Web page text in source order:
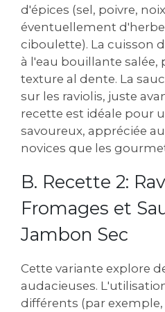
d'épices (sel‚ poivre‚
éventuellement
ciboulette). La cuisson
à l'eau bouillante
texture al dente. La
sur les raviolis‚ juste
recette est idéale pour
savoureux‚ appréciée
novices que les
B. Recette 2:
Fromages et
Jambon Sec
Cette variante explore
audacieuses.
différents (par